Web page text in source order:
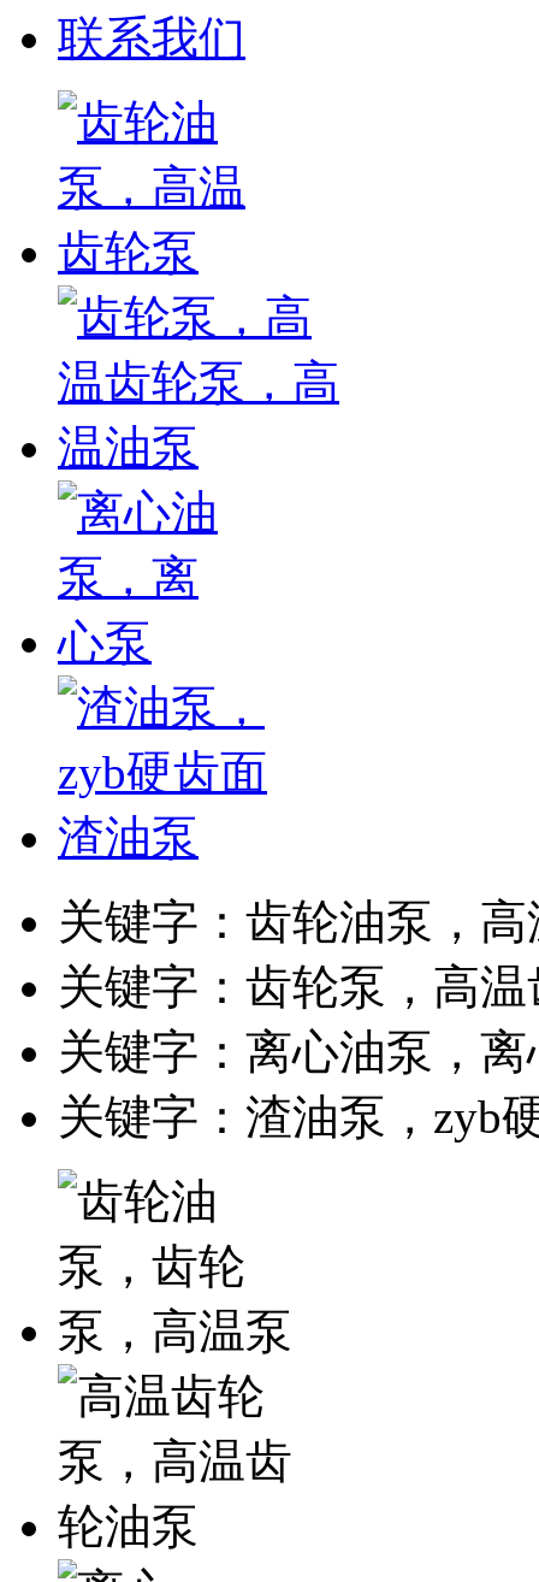
联系我们
关键字：齿轮油泵，
关键字：齿轮泵，高
关键字：离心油泵，
关键字：渣油泵，zyb